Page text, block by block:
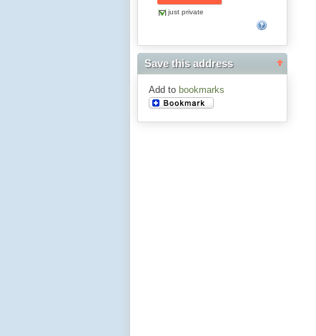
just private
Save this address
Add to bookmarks